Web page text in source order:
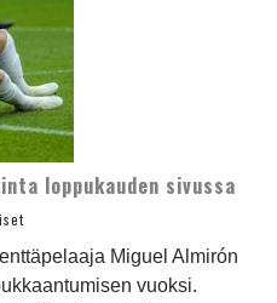
loppukauden sivussa
Miguel Almirón
vuoksi.